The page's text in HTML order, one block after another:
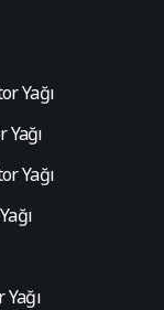
Yağı
Yağı